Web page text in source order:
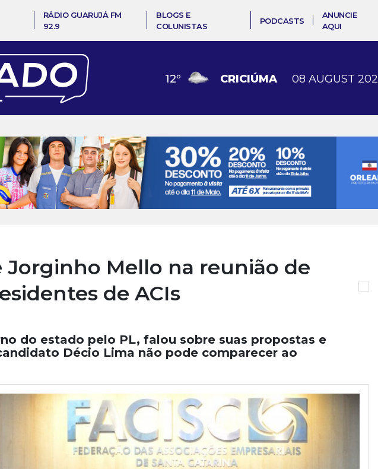
RÁDIO GUARUJÁ FM
92.9
BLOGS E
COLUNISTAS
PODCASTS
ANUNCIE
AQUI
12º CRICIÚMA 08 AUGUST
Jorginho Mello na reunião de
de ACIs
do estado pelo PL, falou sobre suas propostas e
Décio Lima não pode comparecer ao